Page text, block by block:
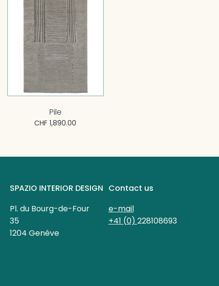
Pile
CHF 1,890.00
SPAZIO INTERIOR DESIGN
Pl. du Bourg-de-Four
35
1204 Genéve
Contact us
e-mail
+41 (0) 228108693